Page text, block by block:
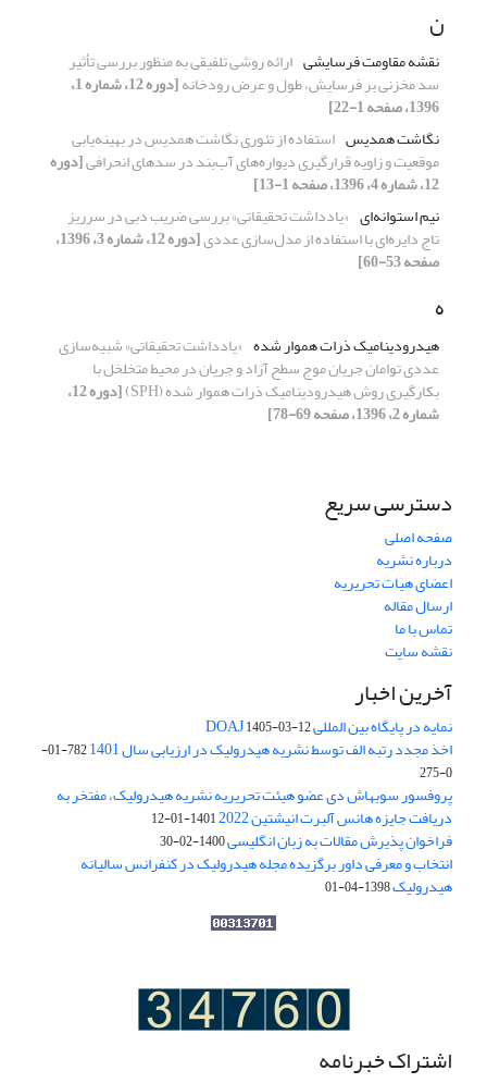
ن
نقشه مقاومت فرسایشی ارائه روشی تلفیقی به منظور بررسی تأثیر
سد مخزنی بر فرسایش، طول و عرض رودخانه [دوره 12، شماره 1،
1396، صفحه 1-22]
نگاشت همدیس استفاده از تئوری نگاشت همدیس در بهینه‌یابی
موقعیت و زاویه قرارگیری دیواره‌های آب‌بند در سدهای انحرافی[دوره
12، شماره 4، 1396، صفحه 1-13]
نیم استوانه‌ای «یادداشت تحقیقاتی» بررسی ضریب دبی در سرریز
تاج دایره‌ای با استفاده از مدل‌سازی عددی [دوره 12، شماره 3، 1396،
صفحه 53-60]
ه
هیدرودینامیک ذرات هموار شده «یادداشت تحقیقاتی» شبیه‌سازی
عددی توامان جریان موج سطح آزاد و جریان در محیط متخلخل با
بکارگیری روش هیدرودینامیک ذرات هموار شده (SPH) [دوره 12،
شماره 2، 1396، صفحه 69-78]
دسترسی سریع
صفحه اصلی
درباره نشریه
اعضای هیات تحریریه
ارسال مقاله
تماس با ما
نقشه سایت
آخرین اخبار
نمایه در پایگاه بین المللی DOAJ1405-03-12
اخذ مجدد رتبه الف توسط نشریه هیدرولیک در ارزیابی سال 1401
782-01-
0-275
پروفسور سوبهاش دی عضو هیئت تحریریه نشریه هیدرولیک، مفتخر به
دریافت جایزه هانس آلبرت انیشتین 2022 1401-01-12
فراخوان پذیرش مقالات به زبان انگلیسی1400-02-30
انتخاب و معرفی داور برگزیده مجله هیدرولیک در کنفرانس سالیانه
هیدرولیک1398-04-01
اشتراک خبرنامه